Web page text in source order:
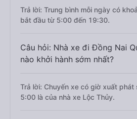
Trả lời: Trung bình mỗi ngày có
bắt đầu từ 5:00 đến 19:30.
Câu hỏi: Nhà xe đi Đồng Nai
nào khởi hành sớm nhất?
Trả lời: Chuyến xe có giờ xuất phát
5:00 là của nhà xe Lộc Thủy.